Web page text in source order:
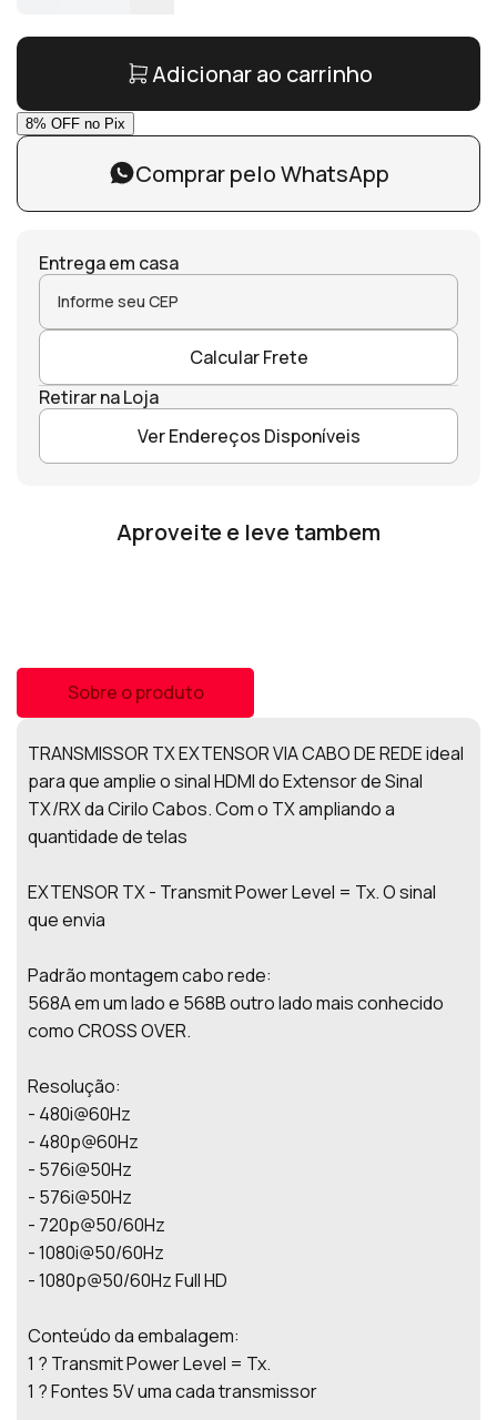
Adicionar ao carrinho
Comprar pelo WhatsApp
Entrega em casa
Calcular Frete
Retirar na Loja
Ver Endereços Disponíveis
Aproveite e leve tambem
Sobre o produto
TRANSMISSOR TX EXTENSOR VIA CABO DE REDE ideal
para que amplie o sinal HDMI do Extensor de Sinal
TX/RX da Cirilo Cabos. Com o TX ampliando a
quantidade de telas
EXTENSOR TX - Transmit Power Level = Tx. O sinal
que envia
Padrão montagem cabo rede:
568A em um lado e 568B outro lado mais conhecido
como CROSS OVER.
Resolução:
- 480i@60Hz
- 480p@60Hz
- 576i@50Hz
- 576i@50Hz
- 720p@50/60Hz
- 1080i@50/60Hz
- 1080p@50/60Hz Full HD
Conteúdo da embalagem:
1 ? Transmit Power Level = Tx.
1 ? Fontes 5V uma cada transmissor